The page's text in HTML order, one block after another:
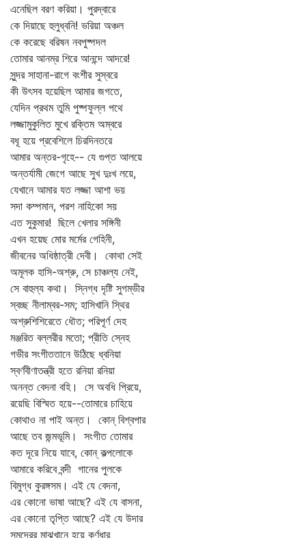
এনেছিল বরণ করিয়া। পুরদ্বারে
কে দিয়াছে হুলুধ্বনি! ভরিয়া অঞ্চল
কে করেছে বরিষন নবপুষ্পদল
তোমার আনম্র শিরে আনন্দে আদরে!
সুন্দর সাহানা-রাগে বংশীর সুস্বরে
কী উৎসব হয়েছিল আমার জগতে,
যেদিন প্রথম তুমি পুষ্পফুল্ল পথে
লজ্জামুকুলিত মুখে রক্তিম অম্বরে
বধূ হয়ে প্রবেশিলে চিরদিনতরে
আমার অন্তর-গৃহে-- যে গুপ্ত আলয়ে
অন্তর্যামী জেগে আছে সুখ দুঃখ লয়ে,
যেখানে আমার যত লজ্জা আশা ভয়
সদা কম্পমান, পরশ নাহিকো সয়
এত সুকুমার! ছিলে খেলার সঙ্গিনী
এখন হয়েছ মোর মর্মের গেহিনী,
জীবনের অধিষ্ঠাত্রী দেবী। কোথা সেই
অমূলক হাসি-অশ্রু, সে চাঞ্চল্য নেই,
সে বাহুল্য কথা। স্নিগ্ধ দৃষ্টি সুগম্ভীর
স্বচ্ছ নীলাম্বর-সম; হাসিখানি স্থির
অশ্রুশিশিরেতে ধৌত; পরিপূর্ণ দেহ
মঞ্জরিত বল্লরীর মতো; প্রীতি স্নেহ
গভীর সংগীততানে উঠিছে ধ্বনিয়া
স্বর্ণবীণাতন্ত্রী হতে রনিয়া রনিয়া
অনন্ত বেদনা বহি। সে অবধি প্রিয়ে,
রয়েছি বিস্মিত হয়ে--তোমারে চাহিয়ে
কোথাও না পাই অন্ত। কোন্‌ বিশ্বপার
আছে তব জন্মভূমি। সংগীত তোমার
কত দূরে নিয়ে যাবে, কোন্‌ কল্পলোকে
আমারে করিবে বন্দী গানের পুলকে
বিমুগ্ধ কুরঙ্গসম। এই যে বেদনা,
এর কোনো ভাষা আছে? এই যে বাসনা,
এর কোনো তৃপ্তি আছে? এই যে উদার
সমুদ্রের মাঝখানে হয়ে কর্ণধার